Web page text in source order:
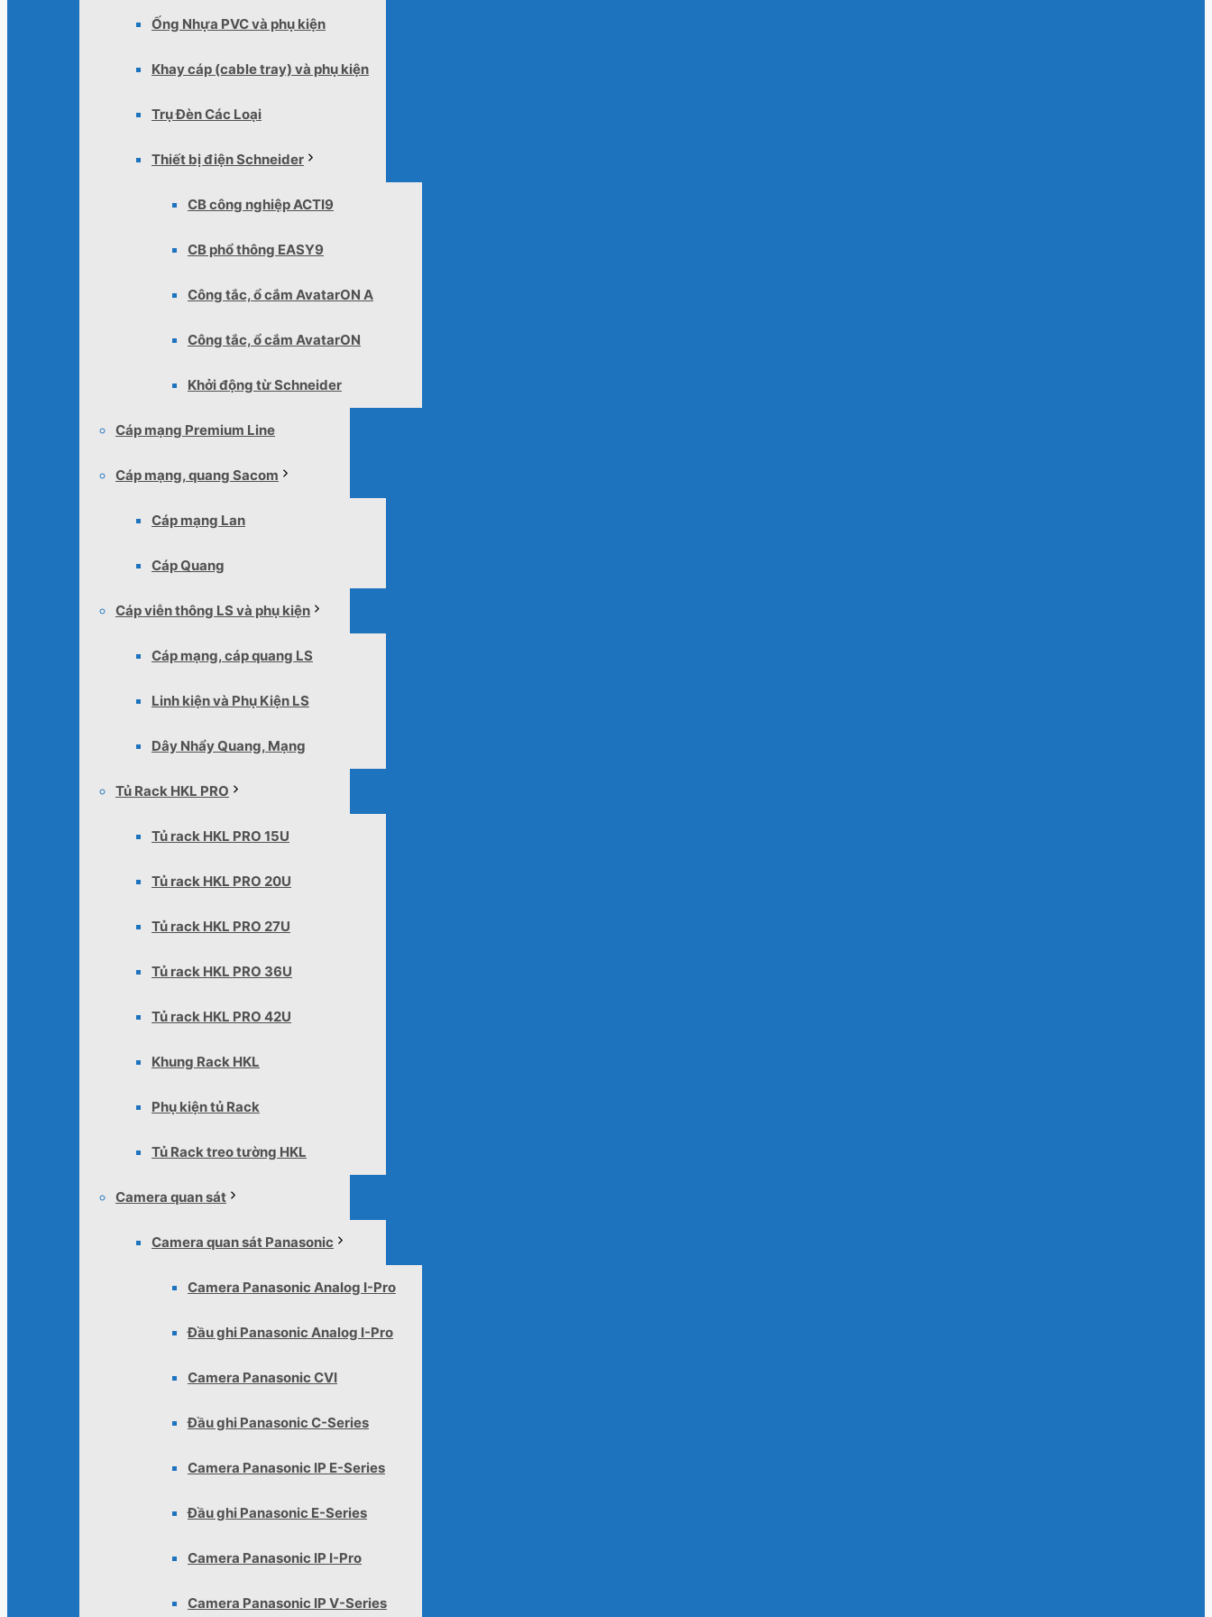
Ống Nhựa PVC và phụ kiện
Khay cáp (cable tray) và phụ kiện
Trụ Đèn Các Loại
Thiết bị điện Schneider
CB công nghiệp ACTI9
CB phổ thông EASY9
Công tắc, ổ cắm AvatarON A
Công tắc, ổ cắm AvatarON
Khởi động từ Schneider
Cáp mạng Premium Line
Cáp mạng, quang Sacom
Cáp mạng Lan
Cáp Quang
Cáp viễn thông LS và phụ kiện
Cáp mạng, cáp quang LS
Linh kiện và Phụ Kiện LS
Dây Nhẩy Quang, Mạng
Tủ Rack HKL PRO
Tủ rack HKL PRO 15U
Tủ rack HKL PRO 20U
Tủ rack HKL PRO 27U
Tủ rack HKL PRO 36U
Tủ rack HKL PRO 42U
Khung Rack HKL
Phụ kiện tủ Rack
Tủ Rack treo tường HKL
Camera quan sát
Camera quan sát Panasonic
Camera Panasonic Analog I-Pro
Đầu ghi Panasonic Analog I-Pro
Camera Panasonic CVI
Đầu ghi Panasonic C-Series
Camera Panasonic IP E-Series
Đầu ghi Panasonic E-Series
Camera Panasonic IP I-Pro
Camera Panasonic IP V-Series